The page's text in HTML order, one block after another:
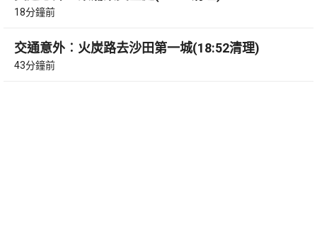
18分鐘前
交通意外︰火炭路去沙田第一城(18:52清理)
43分鐘前